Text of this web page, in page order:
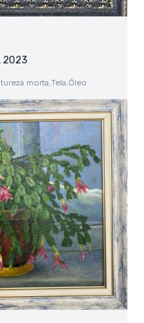
2023
morta,Tela,Óleo